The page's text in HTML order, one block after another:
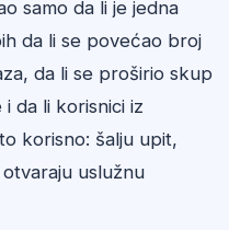
samo da li je jedna
da li se povećao broj
da li se proširio skup
da li korisnici iz
korisno: šalju upit,
uslužnu